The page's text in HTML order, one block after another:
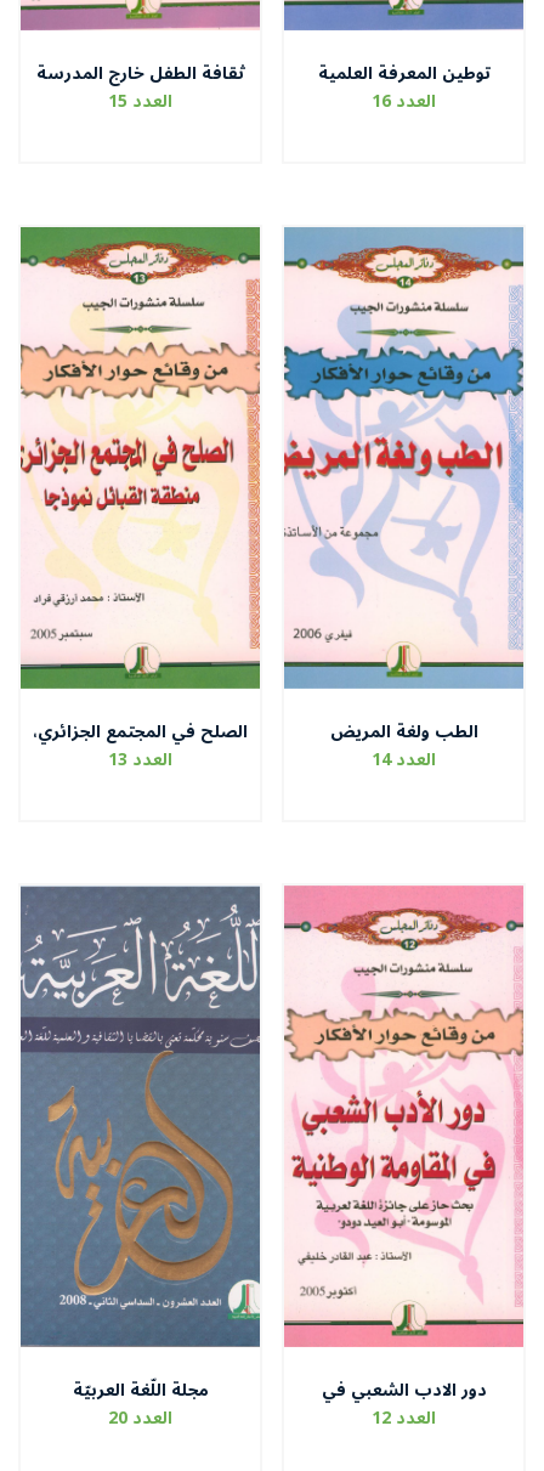
توطين المعرفة العلمية
العدد 16
ثقافة الطفل خارج المدرسة
العدد 15
الطب ولغة المريض
العدد 14
الصلح في المجتمع الجزائري،
القبائل أنموذجا
العدد 13
دور الادب الشعبي في
المقاومة الوطنية جائزة
العدد 12
مجلة اللّغة العربيّة
العدد 20